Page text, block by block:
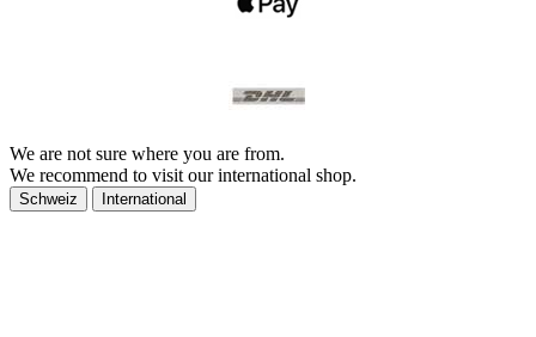
We are not sure where you are from.
We recommend to visit our international shop.
Schweiz International